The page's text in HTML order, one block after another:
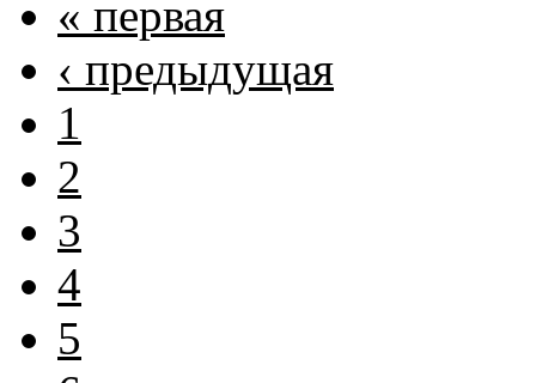
« первая
‹ предыдущая
1
2
3
4
5